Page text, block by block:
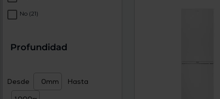
No (21)
Profundidad
Desde Hasta